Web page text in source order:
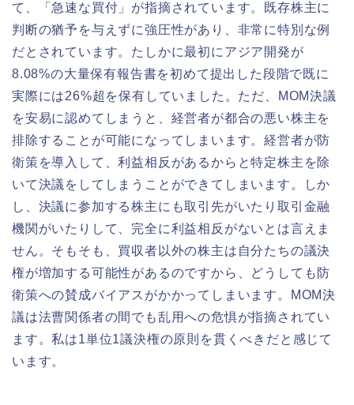
て、「急速な買付」が指摘されています。既存株主に
判断の猶予を与えずに強圧性があり、非常に特別な例
だとされています。たしかに最初にアジア開発が
8.08%の大量保有報告書を初めて提出した段階で既に
実際には26%超を保有していました。ただ、MOM決議
を安易に認めてしまうと、経営者が都合の悪い株主を
排除することが可能になってしまいます。経営者が防
衛策を導入して、利益相反があるからと特定株主を除
いて決議をしてしまうことができてしまいます。しか
し、決議に参加する株主にも取引先がいたり取引金融
機関がいたりして、完全に利益相反がないとは言えま
せん。そもそも、買収者以外の株主は自分たちの議決
権が増加する可能性があるのですから、どうしても防
衛策への賛成バイアスがかかってしまいます。MOM決
議は法曹関係者の間でも乱用への危惧が指摘されてい
ます。私は1単位1議決権の原則を貫くべきだと感じて
います。